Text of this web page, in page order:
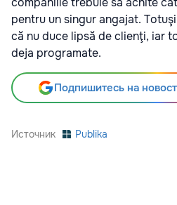
pentru un singur angajat.
că nu duce lipsă de clienţi, iar
deja programate.
Подпишитесь на
Источник Publika